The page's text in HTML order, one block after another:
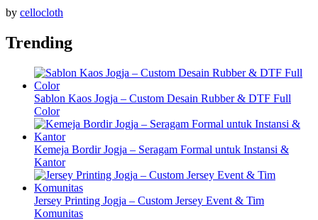
by cellocloth
Trending
Sablon Kaos Jogja – Custom Desain Rubber & DTF Full
Color
Kemeja Bordir Jogja – Seragam Formal untuk Instansi &
Kantor
Jersey Printing Jogja – Custom Jersey Event & Tim
Komunitas